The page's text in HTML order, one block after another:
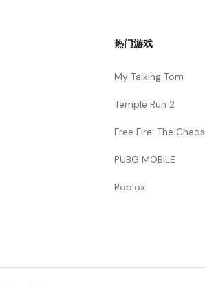
热门游戏
My Talking Tom
Temple Run 2
Free Fire: The Chaos
PUBG MOBILE
Roblox